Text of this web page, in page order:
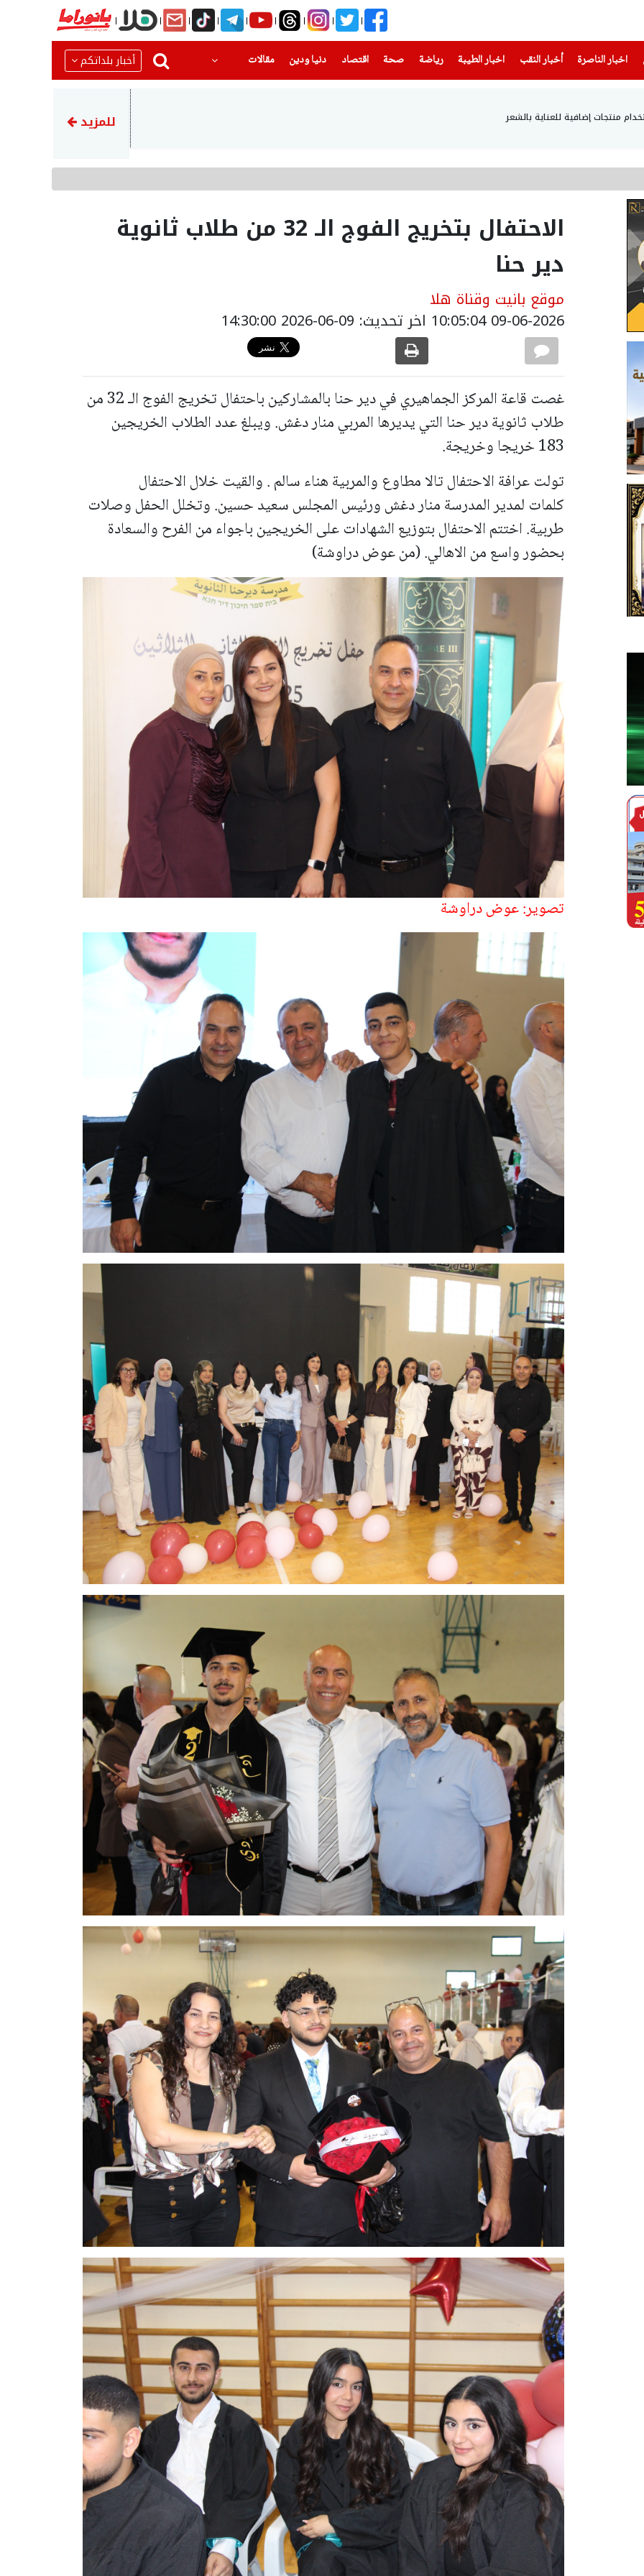
اخبار الناصرة
(current) أخبار النقب اخبار الطيبة(current) رياضة
(current) صحة(current) اقتصاد دنيا ودين
(current) مقالات أخبار بلداتكم
منتجات إضافية للعناية بالشعر وزارة الصحة تحذّر الجمهور من
للمزيد
الاحتفال بتخريج الفوج الـ 32 من طلاب ثانوية
دير حنا
موقع بانيت وقناة هلا
09-06-2026 10:05:04 اخر تحديث: 09-06-2026 14:30:00
غصت قاعة المركز الجماهيري في دير حنا بالمشاركين باحتفال تخريج الفوج الـ 32 من
طلاب ثانوية دير حنا التي يديرها المربي منار دغش. ويبلغ عدد الطلاب الخريجين
183 خريجا وخريجة.
تولت عرافة الاحتفال تالا مطاوع والمربية هناء سالم . والقيت خلال الاحتفال
كلمات لمدير المدرسة منار دغش ورئيس المجلس سعيد حسين. وتخلل الحفل وصلات
طربية. اختتم الاحتفال بتوزيع الشهادات على الخريجين باجواء من الفرح والسعادة
بحضور واسع من الاهالي. (من عوض دراوشة)
تصوير: عوض دراوشة